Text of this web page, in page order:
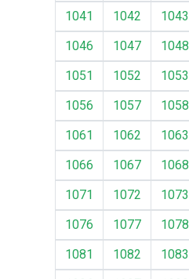
1041
1042 1043
1046
1047 1048
1051
1052 1053
1056
1057 1058
1061
1062 1063
1066
1067 1068
1071
1072 1073
1076
1077 1078
1081
1082 1083